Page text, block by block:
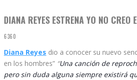
DIANA REYES ESTRENA YO NO CREO
6360
Diana Reyes dio a conocer su nuevo
en los hombres” “Una canción de
pero sin duda alguna siempre existirá